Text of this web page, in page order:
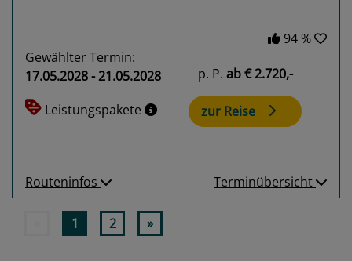
94 %
Gewählter Termin:
17.05.2028 - 21.05.2028
Leistungspakete
p. P. ab€ 2.720,-
zur Reise
Routeninfos Terminübersicht
1 2 »